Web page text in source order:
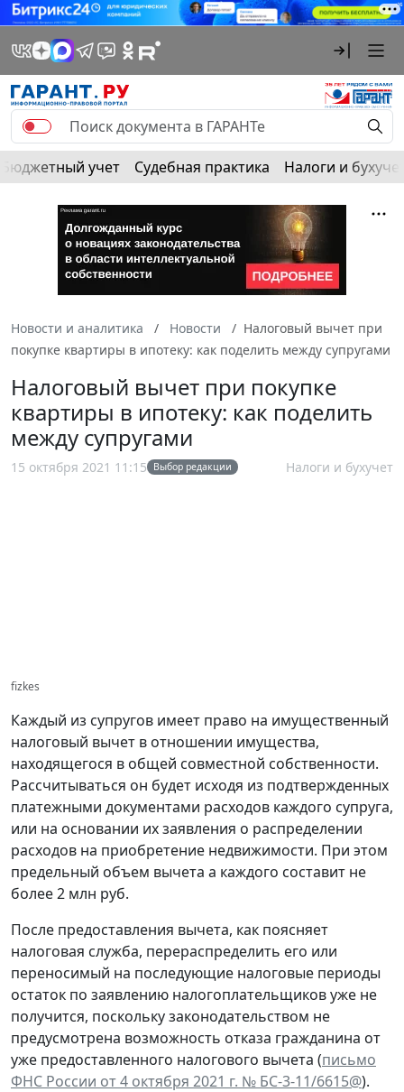
Бюджетный учет Судебная практика Налоги и
Новости и аналитика Новости
Налоговый вычет при
покупке квартиры в ипотеку: как поделить между супругами
Налоговый вычет при покупке
квартиры в ипотеку: как поделить
между супругами
15 октября 2021 11:15 Выбор редакции Налоги и бухучет
fizkes
Каждый из супругов имеет право на имущественный
налоговый вычет в отношении имущества,
находящегося в общей совместной собственности.
Рассчитываться он будет исходя из подтвержденных
платежными документами расходов каждого супруга,
или на основании их заявления о распределении
расходов на приобретение недвижимости. При этом
предельный объем вычета а каждого составит не
более 2 млн руб.
После предоставления вычета, как поясняет
налоговая служба, перераспределить его или
переносимый на последующие налоговые периоды
остаток по заявлению налогоплательщиков уже не
получится, поскольку законодательством не
предусмотрена возможность отказа гражданина от
уже предоставленного налогового вычета (письмо
ФНС России от 4 октября 2021 г. № БС-3-11/6615@).